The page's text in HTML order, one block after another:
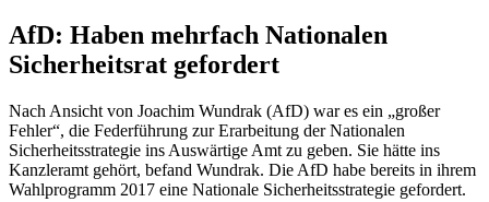
AfD: Haben mehrfach Nationalen
Sicherheitsrat gefordert
Nach Ansicht von Joachim Wundrak (AfD) war es ein „großer
Fehler“, die Federführung zur Erarbeitung der Nationalen
Sicherheitsstrategie ins Auswärtige Amt zu geben. Sie hätte ins
Kanzleramt gehört, befand Wundrak. Die AfD habe bereits in ihrem
Wahlprogramm 2017 eine Nationale Sicherheitsstrategie gefordert.